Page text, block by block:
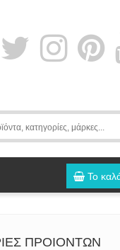
Το
ΠΡΟΙΟΝΤΩΝ